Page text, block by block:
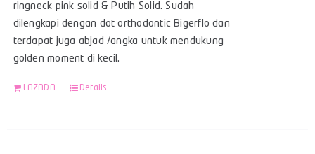
ringneck pink solid & Putih Solid. Sudah
dilengkapi dengan dot orthodontic Bigerflo dan
terdapat juga abjad /angka untuk mendukung
golden moment di kecil.
LAZADA Details